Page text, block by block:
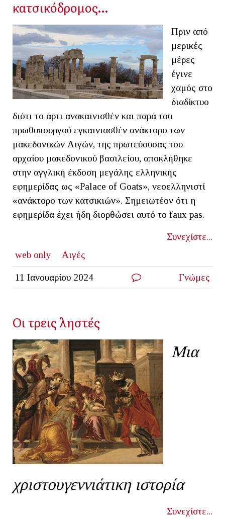
κατσικόδρομος…
Πριν από
μερικές
μέρες
έγινε
χαμός στο
διαδίκτυο
διότι το άρτι ανακαινισθέν και παρά του
πρωθυπουργού εγκαινιασθέν ανάκτορο των
μακεδονικών Αιγών, της πρωτεύουσας του
αρχαίου μακεδονικού βασιλείου, αποκλήθηκε
στην αγγλική έκδοση μεγάλης ελληνικής
εφημερίδας ως «Palace of Goats», νεοελληνιστί
«ανάκτορο των κατσικιών». Σημειωτέον ότι η
εφημερίδα έχει ήδη διορθώσει αυτό το faux pas.
Συνεχίστε...
web only
Αιγές
11 Ιανουαρίου 2024 Γνώμες
Οι τρεις ληστές
Μια
χριστουγεννιάτικη ιστορία
Συνεχίστε...